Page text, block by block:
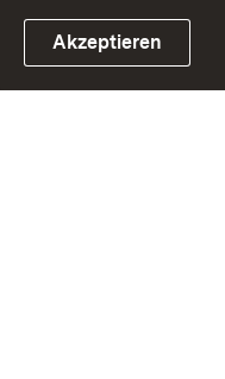
Link zum Landesportal
Akzeptieren